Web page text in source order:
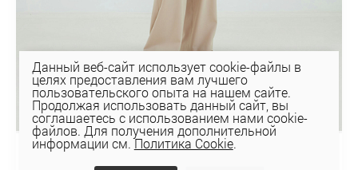
Данный веб-сайт использует cookie-файлы в
целях предоставления вам лучшего
пользовательского опыта на нашем сайте.
Продолжая использовать данный сайт, вы
соглашаетесь с использованием нами cookie-
файлов. Для получения дополнительной
информации см.Политика Cookie.